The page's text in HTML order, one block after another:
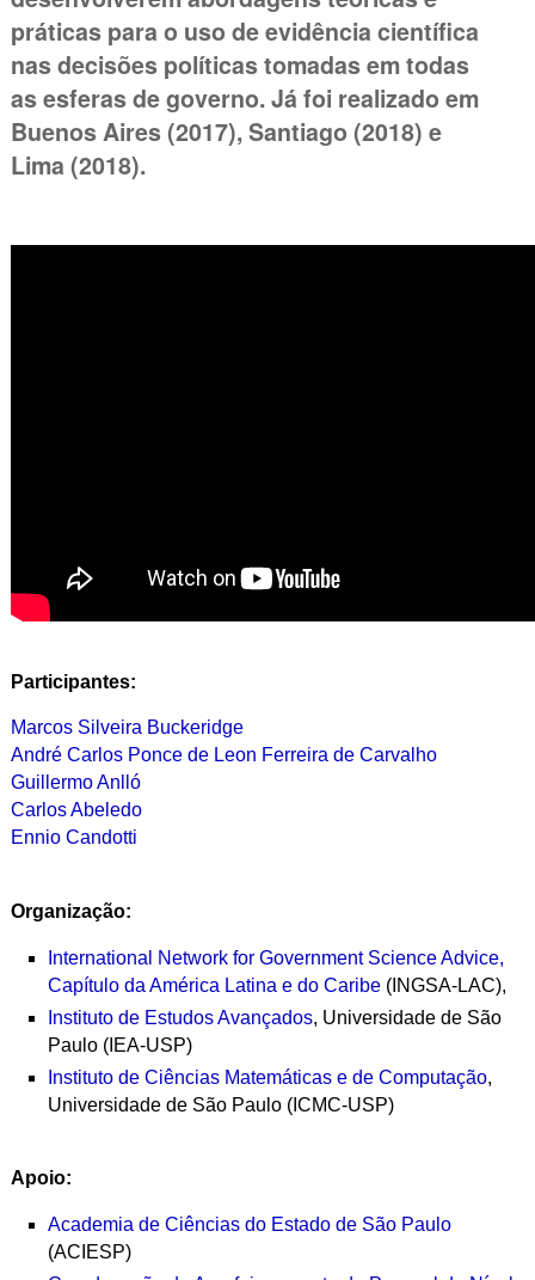
práticas para o uso de evidência científica
nas decisões políticas tomadas em todas
as esferas de governo. Já foi realizado em
Buenos Aires (2017), Santiago (2018) e
Lima (2018).
Participantes:
Marcos Silveira Buckeridge
André Carlos Ponce de Leon Ferreira de Carvalho
Guillermo Anlló
Carlos Abeledo
Ennio Candotti
Organização:
International Network for Government Science Advice,
Capítulo da América Latina e do Caribe (INGSA-LAC),
Instituto de Estudos Avançados, Universidade de São
Paulo (IEA-USP)
Instituto de Ciências Matemáticas e de Computação,
Universidade de São Paulo (ICMC-USP)
Apoio:
Academia de Ciências do Estado de São Paulo
(ACIESP)